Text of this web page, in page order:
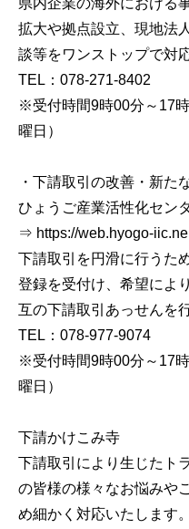
県内企業の海外における
拡大や拠点設立、現地法
談等をワンストップで対
TEL：078-271-8402
※受付時間9時00分～17
曜日）
・下請取引の改善・新た
ひょうご産業活性化セン
⇒ https://web.hyogo-
下請取引を円滑に行うた
登録を受付け、希望によ
互の下請取引あっせんを
TEL：078-977-9074
※受付時間9時00分～17
曜日）
下請かけこみ寺
下請取引により生じたト
の皆様の様々なお悩みや
め細かく対応いたします。